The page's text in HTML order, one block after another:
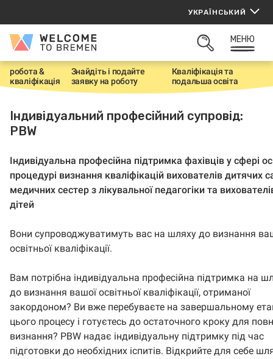
вмісту
УКРАЇНСЬКИЙ
Welcome
Bremen
ВІДКРИТИ
МЕНЮ
H
o
e
робота &
кваліфікація
Знайдіть і подайте
заявку на роботу
Кваліфікація тa
подальшa освітa
Індивідуальний професійний супровід:
PBW
Індивідуальна професійна підтримка фахівців у сфері
процедурі визнання кваліфікацій вихователів дитячих
медичних сестер з лікувальної педагогіки та
дітей
Вони супроводжуватимуть вас на шляху до визнання
освітньої кваліфікації.
Вам потрібна індивідуальна професійна підтримка на
до визнання вашої освітньої кваліфікації, отриманої
закордоном? Ви вже перебуваєте на завершальному
цього процесу і готуєтесь до остаточного кроку для
визнання? PBW надає індивідуальну підтримку під час
підготовки до необхідних іспитів. Відкрийте для себе